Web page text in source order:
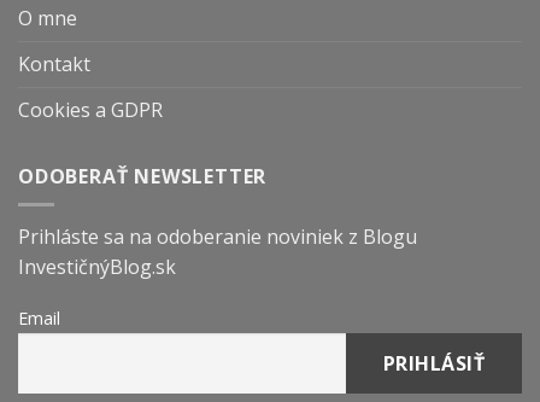
O mne
Kontakt
Cookies a GDPR
ODOBERAŤ NEWSLETTER
Prihláste sa na odoberanie noviniek z Blogu
InvestičnýBlog.sk
Email